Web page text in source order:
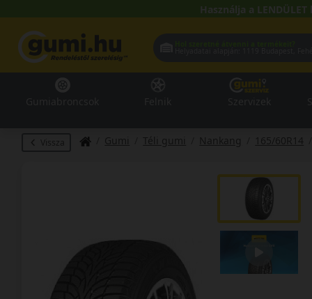
Használja a
Vissza Gumi Téli gumi Nankang 165/60R14